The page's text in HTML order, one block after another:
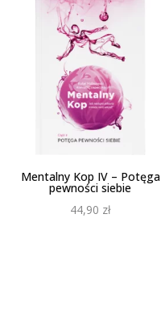
Mentalny Kop IV – Potęga
pewności siebie
44,90 zł